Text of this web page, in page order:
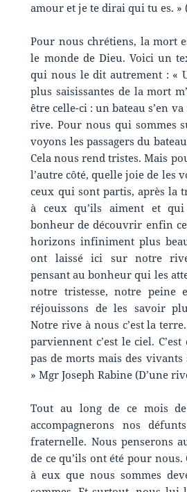
amour et je te dirai qui tu es. »
Pour nous chrétiens, la mort
le monde de Dieu. Voici un
qui nous le dit autrement : «
plus saisissantes de la mort
être celle-ci : un bateau s’en
rive. Pour nous qui sommes
voyons les passagers du
Cela nous rend tristes. Mais
l’autre côté, quelle joie de les
ceux qui sont partis, après la
à ceux qu’ils aiment et
bonheur de découvrir enfin
horizons infiniment plus
ont laissé ici sur notre
pensant au bonheur qui les
notre tristesse, notre peine
réjouissons de les savoir
Notre rive à nous c’est la
parviennent c’est le ciel.
pas de morts mais des
» Mgr Joseph Rabine (D’une
Tout au long de ce mois
accompagnerons nos
fraternelle. Nous penserons
de ce qu’ils ont été pour nous.
à eux que nous sommes